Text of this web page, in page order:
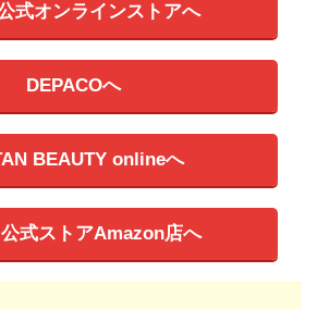
式オンラインストアへ
DEPACOへ
BEAUTY onlineへ
式ストアAmazon店へ